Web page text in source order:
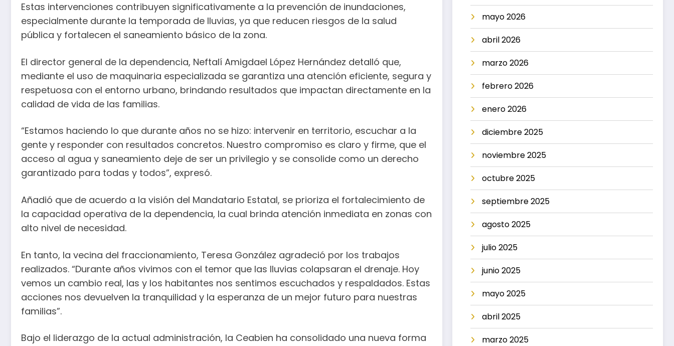
Estas intervenciones contribuyen significativamente a la prevención de inundaciones,
especialmente durante la temporada de lluvias, ya que reducen riesgos de la salud
pública y fortalecen el saneamiento básico de la zona.
El director general de la dependencia, Neftalí Amigdael López Hernández detalló que,
mediante el uso de maquinaria especializada se garantiza una atención eficiente, segura y
respetuosa con el entorno urbano, brindando resultados que impactan directamente en la
calidad de vida de las familias.
“Estamos haciendo lo que durante años no se hizo: intervenir en territorio, escuchar a la
gente y responder con resultados concretos. Nuestro compromiso es claro y firme, que el
acceso al agua y saneamiento deje de ser un privilegio y se consolide como un derecho
garantizado para todas y todos”, expresó.
Añadió que de acuerdo a la visión del Mandatario Estatal, se prioriza el fortalecimiento de
la capacidad operativa de la dependencia, la cual brinda atención inmediata en zonas con
alto nivel de necesidad.
En tanto, la vecina del fraccionamiento, Teresa González agradeció por los trabajos
realizados. “Durante años vivimos con el temor que las lluvias colapsaran el drenaje. Hoy
vemos un cambio real, las y los habitantes nos sentimos escuchados y respaldados. Estas
acciones nos devuelven la tranquilidad y la esperanza de un mejor futuro para nuestras
familias”.
Bajo el liderazgo de la actual administración, la Ceabien ha consolidado una nueva forma
mayo 2026
abril 2026
marzo 2026
febrero 2026
enero 2026
diciembre 2025
noviembre 2025
octubre 2025
septiembre 2025
agosto 2025
julio 2025
junio 2025
mayo 2025
abril 2025
marzo 2025